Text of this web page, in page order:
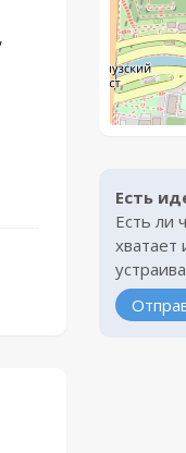
Есть
Есть ли
хватает